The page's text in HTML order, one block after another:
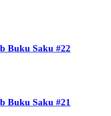
Buku Saku #22
Buku Saku #21